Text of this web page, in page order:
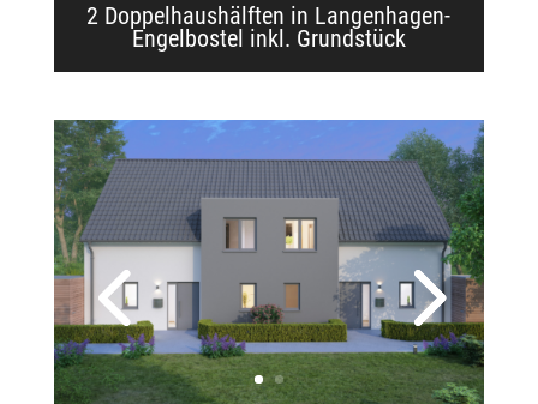
2 Doppelhaushälften in Langenhagen-
Engelbostel inkl. Grundstück